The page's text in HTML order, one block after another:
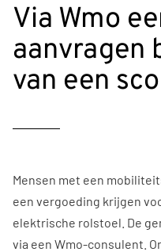
Via Wmo
aanvragen
van een
Mensen met een
een vergoeding krijgen
elektrische rolstoel. De
via een Wmo-consulent.